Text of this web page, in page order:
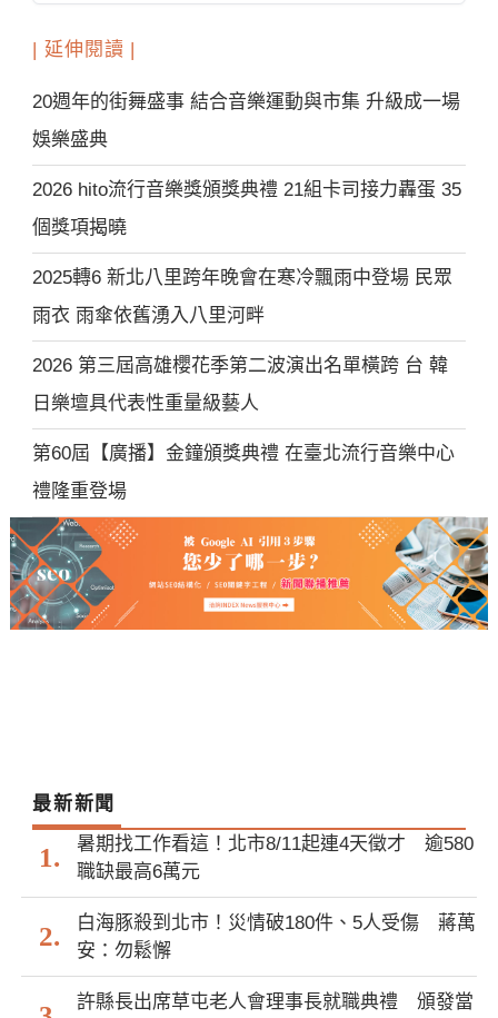
| 延伸閱讀 |
20週年的街舞盛事 結合音樂運動與市集 升級成一場
娛樂盛典
2026 hito流行音樂獎頒獎典禮 21組卡司接力轟蛋 35
個獎項揭曉
2025轉6 新北八里跨年晚會在寒冷飄雨中登場 民眾
雨衣 雨傘依舊湧入八里河畔
2026 第三屆高雄櫻花季第二波演出名單橫跨 台 韓
日樂壇具代表性重量級藝人
第60屆【廣播】金鐘頒獎典禮 在臺北流行音樂中心
禮隆重登場
最新新聞
暑期找工作看這！北市8/11起連4天徵才 逾580
職缺最高6萬元
白海豚殺到北市！災情破180件、5人受傷 蔣萬
安：勿鬆懈
許縣長出席草屯老人會理事長就職典禮 頒發當